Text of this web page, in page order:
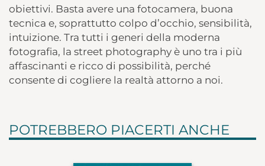
obiettivi. Basta avere una fotocamera, buona
tecnica e, soprattutto colpo d’occhio, sensibilità,
intuizione. Tra tutti i generi della moderna
fotografia, la street photography è uno tra i più
affascinanti e ricco di possibilità, perché
consente di cogliere la realtà attorno a noi.
POTREBBERO PIACERTI ANCHE